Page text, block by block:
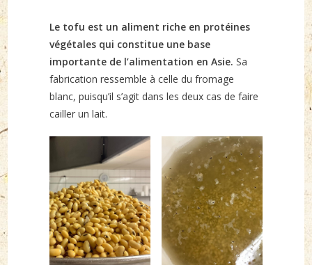
Le tofu est un aliment riche en protéines
végétales qui constitue une base
importante de l’alimentation en Asie.Sa
fabrication ressemble à celle du fromage
blanc, puisqu’il s’agit dans les deux cas de faire
cailler un lait.